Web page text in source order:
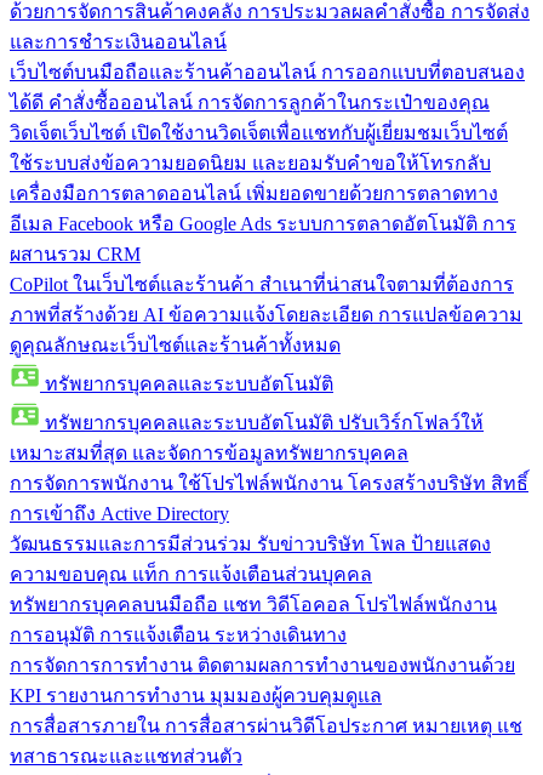
ด้วยการจัดการสินค้าคงคลัง การประมวลผลคำสั่งซื้อ การจัดส่ง
และการชำระเงินออนไลน์
เว็บไซต์บนมือถือและร้านค้าออนไลน์ การออกแบบที่ตอบสนอง
ได้ดี คำสั่งซื้อออนไลน์ การจัดการลูกค้าในกระเป๋าของคุณ
วิดเจ็ตเว็บไซต์ เปิดใช้งานวิดเจ็ตเพื่อแชทกับผู้เยี่ยมชมเว็บไซต์
ใช้ระบบส่งข้อความยอดนิยม และยอมรับคำขอให้โทรกลับ
เครื่องมือการตลาดออนไลน์ เพิ่มยอดขายด้วยการตลาดทาง
อีเมล Facebook หรือ Google Ads ระบบการตลาดอัตโนมัติ การ
ผสานรวม CRM
CoPilot ในเว็บไซต์และร้านค้า สำเนาที่น่าสนใจตามที่ต้องการ
ภาพที่สร้างด้วย AI ข้อความแจ้งโดยละเอียด การแปลข้อความ
ดูคุณลักษณะเว็บไซต์และร้านค้าทั้งหมด
ทรัพยากรบุคคลและระบบอัตโนมัติ
ทรัพยากรบุคคลและระบบอัตโนมัติ ปรับเวิร์กโฟลว์ให้
เหมาะสมที่สุด และจัดการข้อมูลทรัพยากรบุคคล
การจัดการพนักงาน ใช้โปรไฟล์พนักงาน โครงสร้างบริษัท สิทธิ์
การเข้าถึง Active Directory
วัฒนธรรมและการมีส่วนร่วม รับข่าวบริษัท โพล ป้ายแสดง
ความขอบคุณ แท็ก การแจ้งเตือนส่วนบุคคล
ทรัพยากรบุคคลบนมือถือ แชท วิดีโอคอล โปรไฟล์พนักงาน
การอนุมัติ การแจ้งเตือน ระหว่างเดินทาง
การจัดการการทำงาน ติดตามผลการทำงานของพนักงานด้วย
KPI รายงานการทำงาน มุมมองผู้ควบคุมดูแล
การสื่อสารภายใน การสื่อสารผ่านวิดีโอประกาศ หมายเหตุ แช
ทสาธารณะและแชทส่วนตัว